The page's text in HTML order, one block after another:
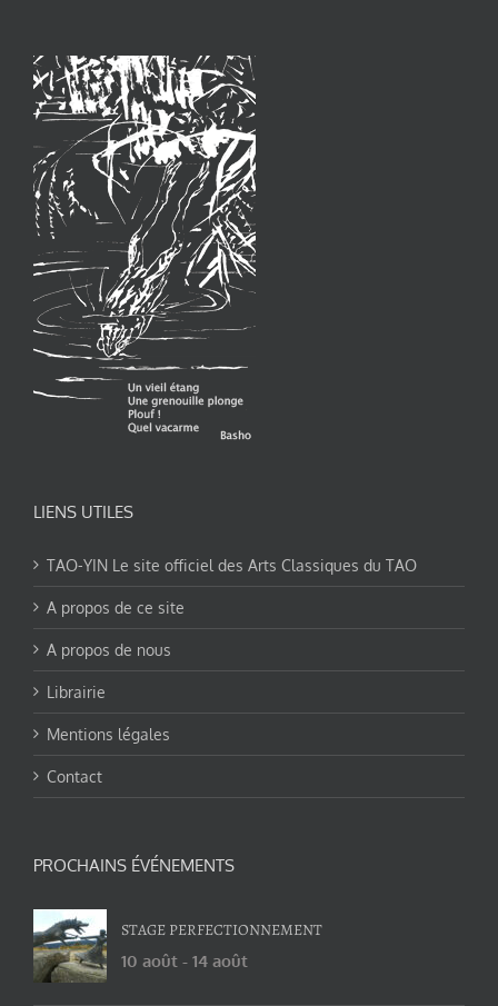
LIENS UTILES
TAO-YIN Le site officiel des Arts Classiques du TAO
A propos de ce site
A propos de nous
Librairie
Mentions légales
Contact
PROCHAINS ÉVÉNEMENTS
STAGE PERFECTIONNEMENT
10 août - 14 août